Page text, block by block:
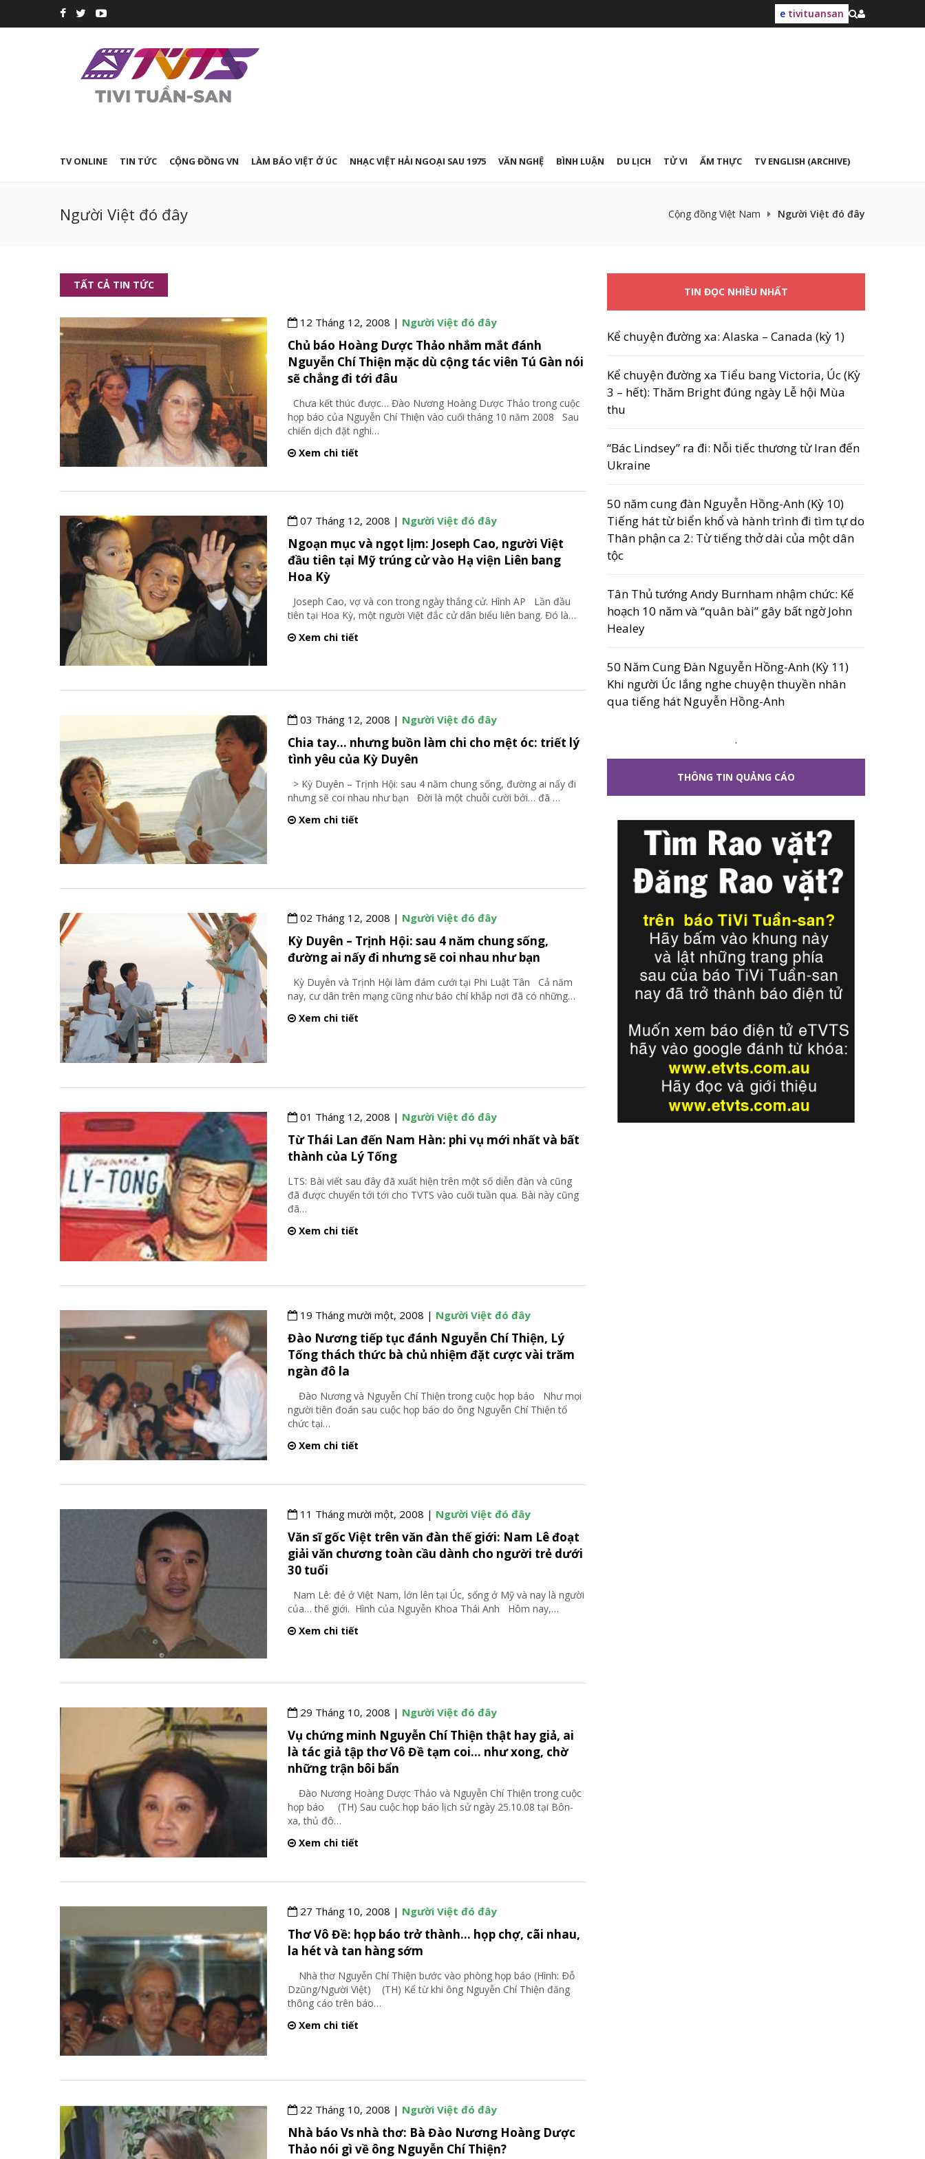
e tivituansan
TV ONLINE TIN TỨC CỘNG ĐỒNG VN LÀM BÁO VIỆT Ở ÚC NHẠC VIỆT HẢI NGOẠI SAU 1975 VĂN NGHỆ BÌNH LUẬN DU LỊCH TỬ VI ẨM THỰC TV ENGLISH (ARCHIVE)
Người Việt đó đây Cộng đồng Việt Nam Người Việt đó đây
TẤT CẢ TIN TỨC
12 Tháng 12, 2008 | Người Việt đó đây
Chủ báo Hoàng Dược Thảo nhắm mắt đánh
Nguyễn Chí Thiện mặc dù cộng tác viên Tú Gàn nói
sẽ chẳng đi tới đâu
Chưa kết thúc được… Đào Nương Hoàng Dược Thảo trong cuộc
họp báo của Nguyễn Chí Thiện vào cuối tháng 10 năm 2008 Sau
chiến dịch đặt nghi…
Xem chi tiết
07 Tháng 12, 2008 | Người Việt đó đây
Ngoạn mục và ngọt lịm: Joseph Cao, người Việt
đầu tiên tại Mỹ trúng cử vào Hạ viện Liên bang
Hoa Kỳ
Joseph Cao, vợ và con trong ngày thắng cử. Hình AP Lần đầu
tiên tại Hoa Kỳ, một người Việt đắc cử dân biểu liên bang. Đó là…
Xem chi tiết
03 Tháng 12, 2008 | Người Việt đó đây
Chia tay… nhưng buồn làm chi cho mệt óc: triết lý
tình yêu của Kỳ Duyên
> Kỳ Duyên – Trịnh Hội: sau 4 năm chung sống, đường ai nấy đi
nhưng sẽ coi nhau như bạn Đời là một chuỗi cười bởi… đã …
Xem chi tiết
02 Tháng 12, 2008 | Người Việt đó đây
Kỳ Duyên – Trịnh Hội: sau 4 năm chung sống,
đường ai nấy đi nhưng sẽ coi nhau như bạn
Kỳ Duyên và Trịnh Hội làm đám cưới tại Phi Luật Tân Cả năm
nay, cư dân trên mạng cũng như báo chí khắp nơi đã có những…
Xem chi tiết
01 Tháng 12, 2008 | Người Việt đó đây
Từ Thái Lan đến Nam Hàn: phi vụ mới nhất và bất
thành của Lý Tống
LTS: Bài viết sau đây đã xuất hiện trên một số diễn đàn và cũng
đã được chuyển tới tới cho TVTS vào cuối tuần qua. Bài này cũng
đã…
Xem chi tiết
19 Tháng mười một, 2008 | Người Việt đó đây
Đào Nương tiếp tục đánh Nguyễn Chí Thiện, Lý
Tống thách thức bà chủ nhiệm đặt cược vài trăm
ngàn đô la
Đào Nương và Nguyễn Chí Thiện trong cuộc họp báo Như mọi
người tiên đoán sau cuộc họp báo do ông Nguyễn Chí Thiện tổ
chức tại…
Xem chi tiết
11 Tháng mười một, 2008 | Người Việt đó đây
Văn sĩ gốc Việt trên văn đàn thế giới: Nam Lê đoạt
giải văn chương toàn cầu dành cho người trẻ dưới
30 tuổi
Nam Lê: đẻ ở Việt Nam, lớn lên tại Úc, sống ở Mỹ và nay là người
của… thế giới. Hình của Nguyễn Khoa Thái Anh Hôm nay,…
Xem chi tiết
29 Tháng 10, 2008 | Người Việt đó đây
Vụ chứng minh Nguyễn Chí Thiện thật hay giả, ai
là tác giả tập thơ Vô Đề tạm coi… như xong, chờ
những trận bôi bẩn
Đào Nương Hoàng Dược Thảo và Nguyễn Chí Thiện trong cuộc
họp báo (TH) Sau cuộc họp báo lịch sử ngày 25.10.08 tại Bôn-
xa, thủ đô…
Xem chi tiết
27 Tháng 10, 2008 | Người Việt đó đây
Thơ Vô Đề: họp báo trở thành… họp chợ, cãi nhau,
la hét và tan hàng sớm
Nhà thơ Nguyễn Chí Thiện bước vào phòng họp báo (Hình: Ðỗ
Dzũng/Người Việt) (TH) Kể từ khi ông Nguyễn Chí Thiện đăng
thông cáo trên báo…
Xem chi tiết
22 Tháng 10, 2008 | Người Việt đó đây
Nhà báo Vs nhà thơ: Bà Đào Nương Hoàng Dược
Thảo nói gì về ông Nguyễn Chí Thiện?
TIN ĐỌC NHIỀU NHẤT
Kể chuyện đường xa: Alaska – Canada (kỳ 1)
Kể chuyện đường xa Tiểu bang Victoria, Úc (Kỳ
3 – hết): Thăm Bright đúng ngày Lễ hội Mùa
thu
“Bác Lindsey” ra đi: Nỗi tiếc thương từ Iran đến
Ukraine
50 năm cung đàn Nguyễn Hồng-Anh (Kỳ 10)
Tiếng hát từ biển khổ và hành trình đi tìm tự do
Thân phận ca 2: Từ tiếng thở dài của một dân
tộc
Tân Thủ tướng Andy Burnham nhậm chức: Kế
hoạch 10 năm và “quân bài” gây bất ngờ John
Healey
50 Năm Cung Đàn Nguyễn Hồng-Anh (Kỳ 11)
Khi người Úc lắng nghe chuyện thuyền nhân
qua tiếng hát Nguyễn Hồng-Anh
.
THÔNG TIN QUẢNG CÁO